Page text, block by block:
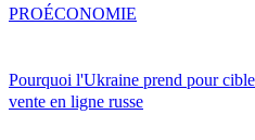
Pourquoi l'Ukraine prend pour
vente en ligne russe
PROÉCONOMIE